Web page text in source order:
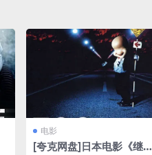
电影
[夸克网盘]日本电影《继续